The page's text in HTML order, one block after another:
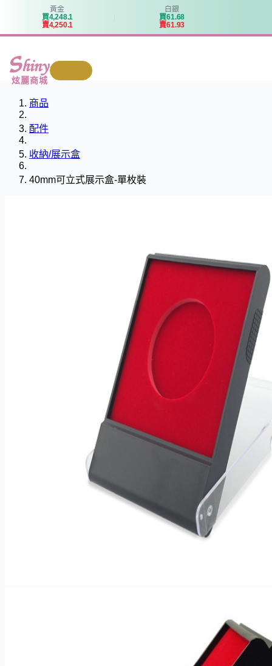
黃金
買4,248.1
賣4,250.1
白銀
買61.68
賣61.93
炫麗商城
商品
配件
收納/展示盒
40mm可立式展示盒-單枚裝